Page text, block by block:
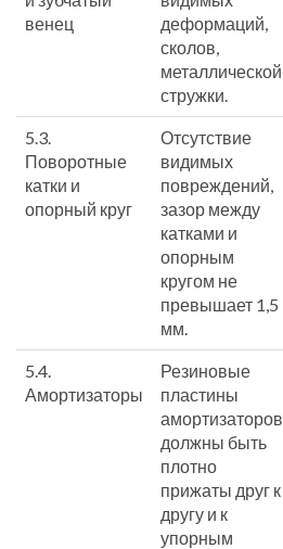
венец
деформаций,
сколов,
металлической
стружки.
5.3.
Поворотные
катки и
опорный круг
Отсутствие
видимых
повреждений,
зазор между
катками и
опорным
кругом не
превышает 1,5
мм.
5.4.
Амортизаторы
Резиновые
пластины
амортизаторов
должны быть
плотно
прижаты друг к
другу и к
упорным